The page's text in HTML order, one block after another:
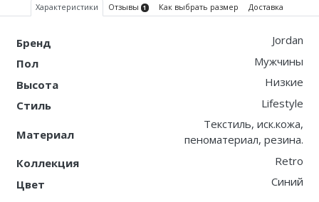
Характеристики Отзывы 1 Как выбрать размер Доставка
Бренд
Jordan
Пол
Мужчины
Высота
Низкие
Стиль
Lifestyle
Материал
Текстиль, иск.кожа,
пеноматериал, резина.
Коллекция
Retro
Цвет
Синий